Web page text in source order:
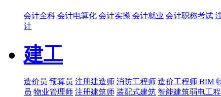
会计全科 会计电算化 会计实操 会计就业 会计职称考试
计
建工
造价员 预算员 注册建造师 消防工程师 造价工程师 BIM
员 物业管理师 注册建筑师 装配式建筑 智能建筑弱电工